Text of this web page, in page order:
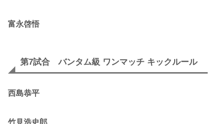
富永啓悟
第7試合 バンタム級 ワンマッチ キックルール
西島恭平
竹見浩史郎